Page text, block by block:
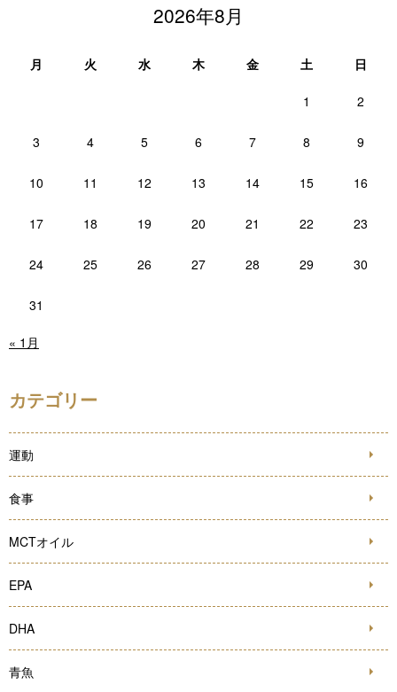
2026年8月
月 火 水 木 金 土 日
1 2
3 4 5 6 7 8 9
10 11 12 13 14 15 16
17 18 19 20 21 22 23
24 25 26 27 28 29 30
31
« 1月
カテゴリー
運動
食事
MCTオイル
EPA
DHA
青魚